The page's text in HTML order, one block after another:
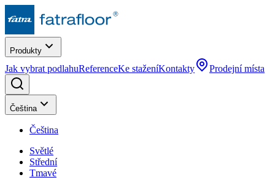
Produkty
Jak vybrat podlahuReferenceKe staženíKontakty Prodejní místa
Čeština
Čeština
Světlé
Střední
Tmavé